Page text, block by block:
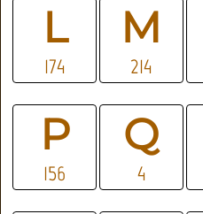
L
174
M
214
P
156
Q
4